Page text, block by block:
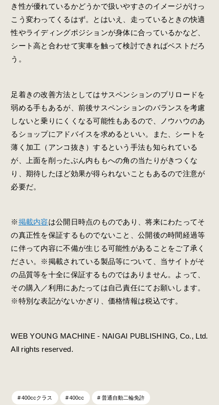
き性が優れているかどうかで扱いやすさのイメージがけっ
こう変わってくるはず。とはいえ、走っているときの快適
性やライディングポジションが身体に合っているかなど、
シート高と合わせて実車を触って検討できればベストだろ
う。
足着きの改善方法としてはサスペンションのプリロードを
弱める手もあるが、前後サスペンションのバランスを考慮
しないと乗りにくくなる可能性もあるので、ノウハウのあ
るショップにアドバイスを求めるといい。また、シートを
薄く加工（アンコ抜き）するという手法も知られている
が、上面を削ったぶん内ももへの角の当たりがきつくな
り、期待したほど効果が得られないこともあるので注意が
必要だ。
※掲載内容は公開日時点のものであり、将来にわたってそ
の真正性を保証するものでないこと、公開後の時間経過等
に伴って内容に不備が生じる可能性があることをご了承く
ださい。※掲載されている製品等について、当サイトがそ
の品質等を十全に保証するものではありません。よって、
その購入／利用にあたっては自己責任にてお願いします。
※特別な表記がないかぎり、価格情報は税込です。
WEB YOUNG MACHINE - NAIGAI PUBLISHING, Co., Ltd.
All rights reserved.
400ccクラス 400cc 普通自動二輪免許